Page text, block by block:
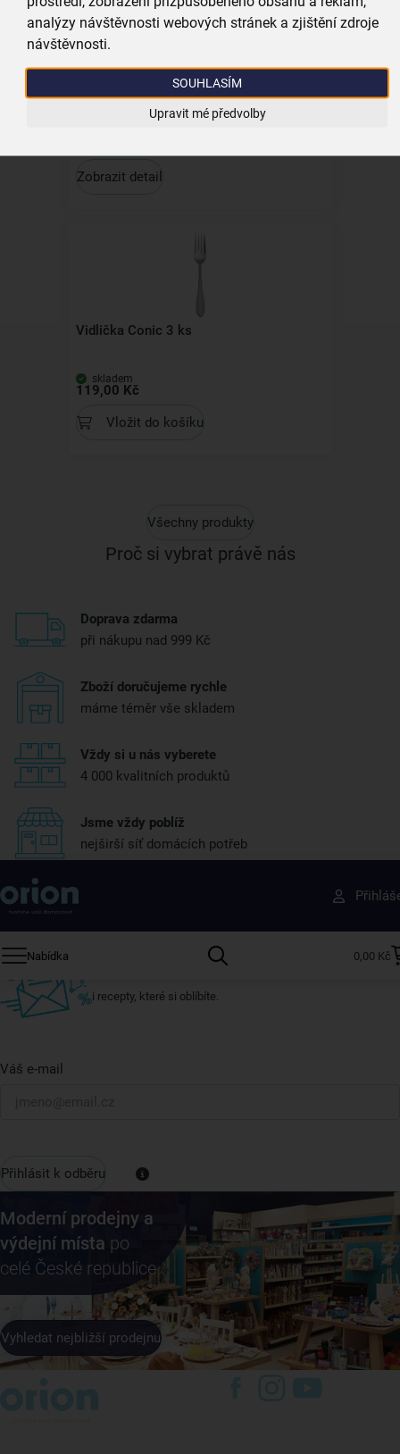
analýzy návštěvnosti webových stránek a zjištění zdroje
návštěvnosti.
SOUHLASÍM
Upravit mé předvolby
Polévková lžíce Conic 3 ks
Zobrazit detail
Vidlička Conic 3 ks
skladem
119,00 Kč
Vložit do košíku
Všechny produkty
Proč si vybrat právě nás
Doprava zdarma
při nákupu nad 999 Kč
Zboží doručujeme rychle
máme téměr vše skladem
Vždy si u nás vyberete
4 000 kvalitních produktů
Jsme vždy poblíž
nejširší síť domácích potřeb
Nabídka 0,00 Kč
Získejte rady, recepty a tipy na slevy dřív než
ostatní
Přihlaste se k odběru našeho newsletteru.
i recepty, které si oblíbíte.
Váš e-mail
Přihlásit k odběru
Moderní prodejny a
výdejní místa po
celé České republice
Vyhledat nejbližší prodejnu